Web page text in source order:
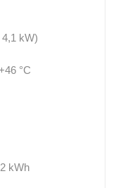
kW)
°C
kWh